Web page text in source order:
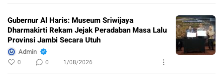
Gubernur Al Haris: Museum Sriwijaya
Dharmakirti Rekam Jejak Peradaban Masa Lalu
Provinsi Jambi Secara Utuh
Admin
0 0 1/08/2026